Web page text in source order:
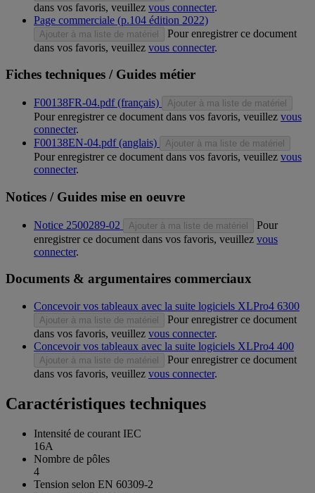
dans vos favoris, veuillez vous connecter.
Page commerciale (p.104 édition 2022)
Ajouter à ma liste de matériel
Pour enregistrer ce document
dans vos favoris, veuillez vous connecter.
Fiches techniques / Guides métier
F00138FR-04.pdf (français) Ajouter à ma liste de matériel
Pour enregistrer ce document dans vos favoris, veuillez vous
connecter.
F00138EN-04.pdf (anglais)
Ajouter à ma liste de matériel
Pour enregistrer ce document dans vos favoris, veuillez vous
connecter.
Notices / Guides mise en oeuvre
Notice 2500289-02 Ajouter à ma liste de matériel
Pour
enregistrer ce document dans vos favoris, veuillez vous
connecter.
Documents & argumentaires commerciaux
Concevoir vos tableaux avec la suite logiciels XLPro4 6300
Ajouter à ma liste de matériel
Pour enregistrer ce document
dans vos favoris, veuillez vous connecter.
Concevoir vos tableaux avec la suite logiciels XLPro4 400
Ajouter à ma liste de matériel
Pour enregistrer ce document
dans vos favoris, veuillez vous connecter.
Caractéristiques techniques
Intensité de courant IEC
16A
Nombre de pôles
4
Tension selon EN 60309-2